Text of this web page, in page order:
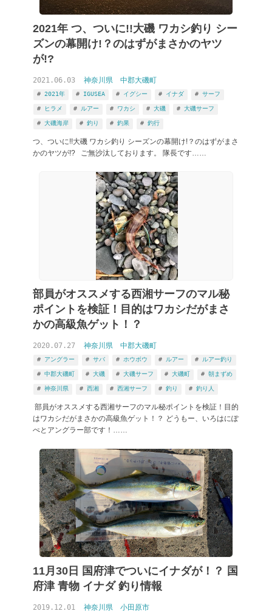
2021年 つ、ついに!!大磯 ワカシ釣り シー
ズンの幕開け!？のはずがまさかのヤツ
が!?
2021.06.03 神奈川県 中郡大磯町
2021年 IGUSEA イグシー イナダ サーフ
ヒラメ ルアー ワカシ 大磯 大磯サーフ
大磯海岸 釣り 釣果 釣行
つ、ついに!!大磯 ワカシ釣り シーズンの幕開け!？のはずがまさ
かのヤツが!? ご無沙汰しております。 隊長です……
部員がオススメする西湘サーフのマル秘
ポイントを検証！目的はワカシだがまさ
かの高級魚ゲット！？
2020.07.27 神奈川県 中郡大磯町
アングラー サバ ホウボウ ルアー ルアー釣り
中郡大磯町 大磯 大磯サーフ 大磯町 朝まずめ
神奈川県 西湘 西湘サーフ 釣り 釣り人
部員がオススメする西湘サーフのマル秘ポイントを検証！目的
はワカシだがまさかの高級魚ゲット！？ どうもー、いろはにぽ
ぺとアングラー部です！……
11月30日 国府津でついにイナダが！？ 国
府津 青物 イナダ 釣り情報
2019.12.01 神奈川県 小田原市